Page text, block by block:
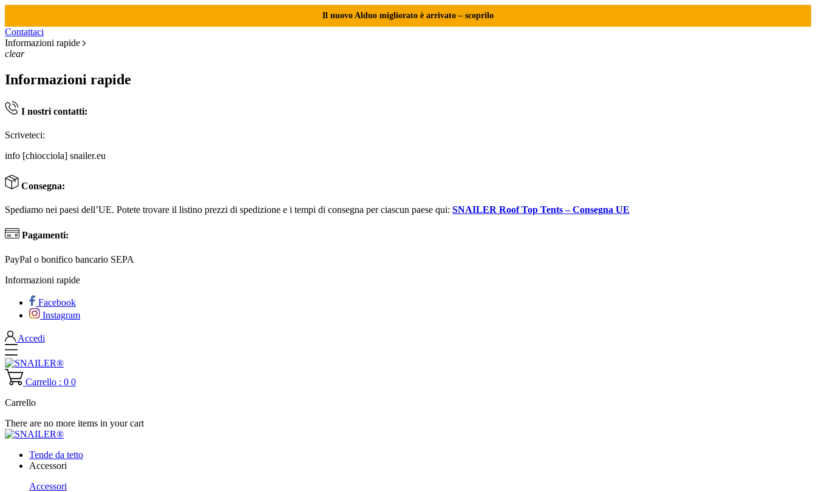
Il nuovo Alduo migliorato è arrivato – scoprilo
Contattaci
Informazioni rapide
clear
Informazioni rapide
I nostri contatti:
Scriveteci:
info [chiocciola] snailer.eu
Consegna:
Spediamo nei paesi dell’UE. Potete trovare il listino prezzi di spedizione e i tempi di consegna per ciascun paese qui: SNAILER Roof Top Tents – Consegna UE
Pagamenti:
PayPal o bonifico bancario SEPA
Informazioni rapide
Facebook
Instagram
Accedi
Carrello : 0 0
Carrello
There are no more items in your cart
Tende da tetto
Accessori
Accessori